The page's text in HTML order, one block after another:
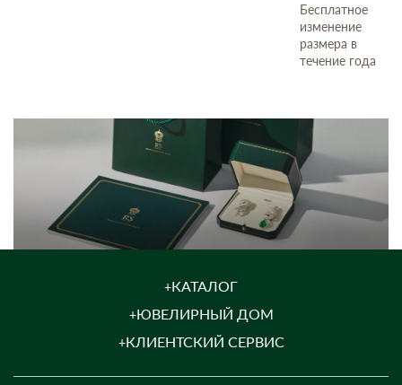
Бесплатное
изменение
размера в
течение года
КАТАЛОГ
ЮВЕЛИРНЫЙ ДОМ
КЛИЕНТСКИЙ СЕРВИС